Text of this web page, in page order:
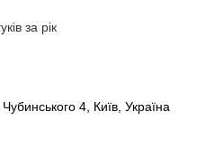
за рік
4, Київ, Україна